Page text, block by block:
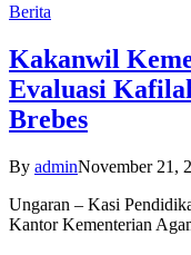
Berita
Kakanwil
Evaluasi
Brebes
By adminNovember 21,
Ungaran – Kasi
Kantor Kementerian